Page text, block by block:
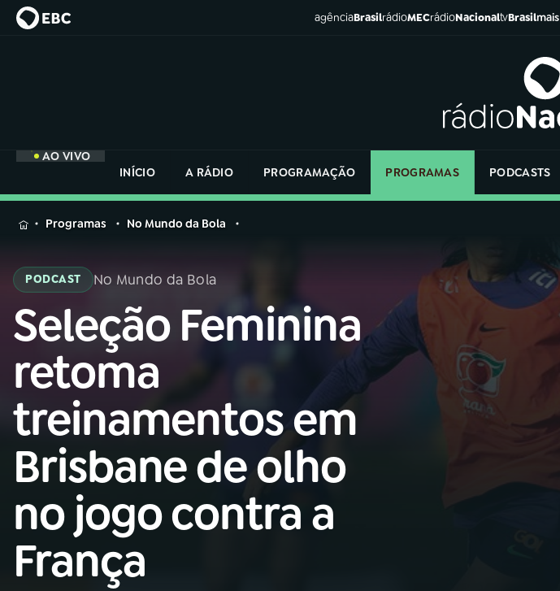
agênciaBrasilrádioMECrádioNacionaltvBrasilmais
AO VIVO
INÍCIO
A RÁDIO PROGRAMAÇÃO PROGRAMAS PODCASTS
MENU
Buscar
na
Rádio
Nacional
01INÍCIO
02 A RÁDIO
03 PROGRAMAÇÃO
04PROGRAMAS
na
Rádio
Programas No Mundo da Bola
PODCAST No Mundo da Bola
Seleção Feminina
retoma
treinamentos em
Brisbane de olho
no jogo contra a
França